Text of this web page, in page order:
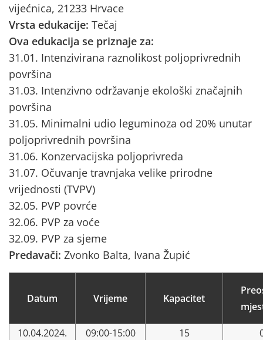
vijećnica, 21233 Hrvace
Vrsta edukacije: Tečaj
Ova edukacija se priznaje za:
31.01. Intenzivirana raznolikost poljoprivrednih
površina
31.03. Intenzivno održavanje ekološki značajnih
površina
31.05. Minimalni udio leguminoza od 20% unutar
poljoprivrednih površina
31.06. Konzervacijska poljoprivreda
31.07. Očuvanje travnjaka velike prirodne
vrijednosti (TVPV)
32.05. PVP povrće
32.06. PVP za voće
32.09. PVP za sjeme
Predavači: Zvonko Balta, Ivana Župić
Datum Vrijeme Kapacitet
10.04.2024. 09:00-15:00 15